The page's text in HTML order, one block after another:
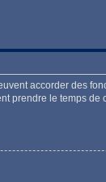
accorder des
prendre le temps